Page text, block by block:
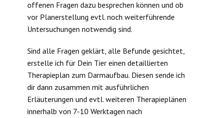
offenen Fragen dazu besprechen können und ob
vor Planerstellung evtl. noch weiterführende
Untersuchungen notwendig sind.
Sind alle Fragen geklärt, alle Befunde gesichtet,
erstelle ich für Dein Tier einen detaillierten
Therapieplan zum Darmaufbau. Diesen sende ich
dir dann zusammen mit ausführlichen
Erläuterungen und evtl. weiteren Therapieplänen
innerhalb von 7-10 Werktagen nach